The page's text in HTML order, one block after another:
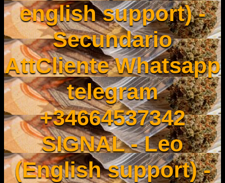
english support) -
Secundario
AttCliente Whatsapp
telegram
+34664537342
SIGNAL - Leo
(English support) -